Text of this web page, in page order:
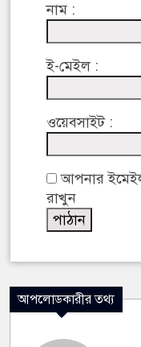
নাম :
ই-মেইল :
ওয়েবসাইট :
আপনার
রাখুন
আপলোডকারীর তথ্য